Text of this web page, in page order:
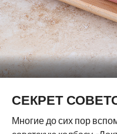
СЕКРЕТ
Многие до сих пор